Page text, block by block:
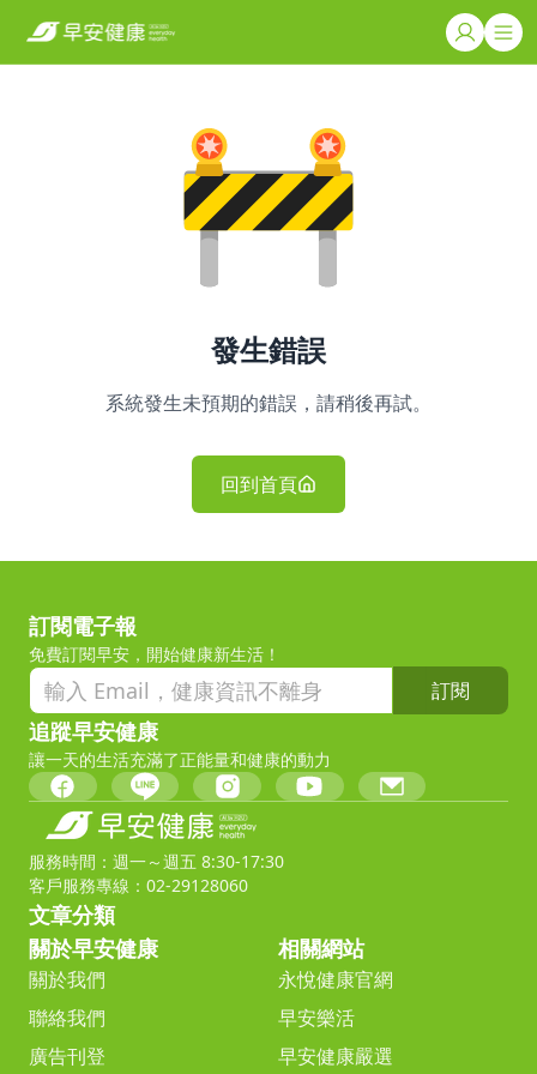
發生錯誤
系統發生未預期的錯誤，請稍後再試。
回到首頁
訂閱電子報
免費訂閱早安，開始健康新生活！
訂閱
追蹤早安健康
讓一天的生活充滿了正能量和健康的動力
服務時間：週一～週五 8:30-17:30
客戶服務專線：02-29128060
文章分類
關於早安健康
關於我們
聯絡我們
廣告刊登
相關網站
永悅健康官網
早安樂活
早安健康嚴選